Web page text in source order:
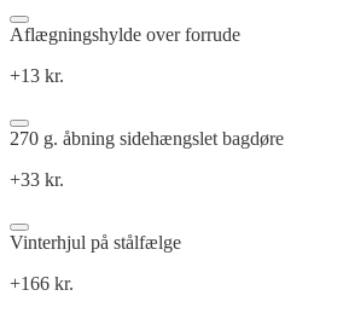
Aflægningshylde over forrude
+13 kr.
270 g. åbning sidehængslet bagdøre
+33 kr.
Vinterhjul på stålfælge
+166 kr.